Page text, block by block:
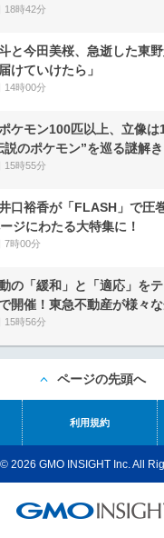
18時42分
と今田美桜、急逝した東
けていけたら」
14時00分
ケモン100匹以上、立像
説のポケモン”を巡る謎解き
15時55分
口裕香が「FLASH」で圧
ジにわたる大特集に！
7時00分
の「緩和」と「適応」を
開催！東急不動産が様々
15時56分
ページの先頭へ
利用規約
2026 GMO INSIGHT Inc. All